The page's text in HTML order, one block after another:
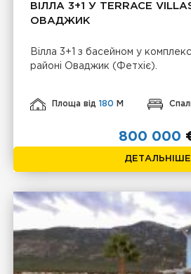
ВІЛЛА 3+1 У TERRACE
ОВАДЖИК
Вілла 3+1 з басейном у
районі Оваджик (Фетхіє).
Площа від180 М
800 000
ДЕТАЛЬНІШЕ